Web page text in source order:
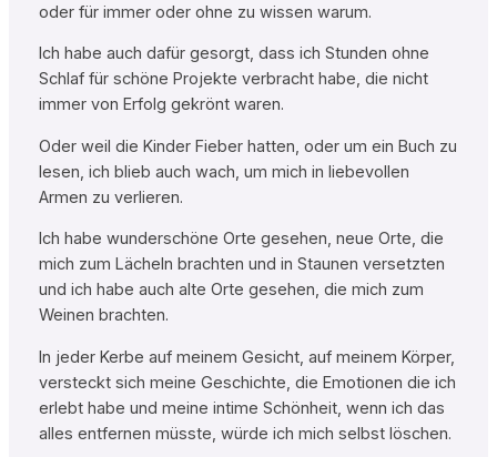
oder für immer oder ohne zu wissen warum.
Ich habe auch dafür gesorgt, dass ich Stunden ohne
Schlaf für schöne Projekte verbracht habe, die nicht
immer von Erfolg gekrönt waren.
Oder weil die Kinder Fieber hatten, oder um ein Buch zu
lesen, ich blieb auch wach, um mich in liebevollen
Armen zu verlieren.
Ich habe wunderschöne Orte gesehen, neue Orte, die
mich zum Lächeln brachten und in Staunen versetzten
und ich habe auch alte Orte gesehen, die mich zum
Weinen brachten.
In jeder Kerbe auf meinem Gesicht, auf meinem Körper,
versteckt sich meine Geschichte, die Emotionen die ich
erlebt habe und meine intime Schönheit, wenn ich das
alles entfernen müsste, würde ich mich selbst löschen.